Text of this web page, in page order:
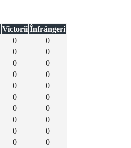
Victorii Înfrângeri
0
0
0
0
0
0
0
0
0
0
0
0
0
0
0
0
0
0
0
0